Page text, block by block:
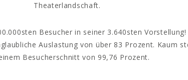
Theaterlandschaft.
Besucher in seiner 3.640sten
Auslastung von über 83 Prozent. Kaum
Besucherschnitt von 99,76 Prozent.